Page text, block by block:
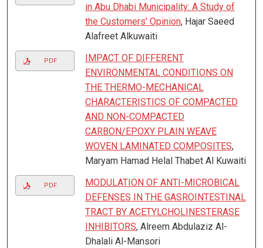
in Abu Dhabi Municipality: A Study of
the Customers’ Opinion, Hajar Saeed
Alafreet Alkuwaiti
PDF
IMPACT OF DIFFERENT
ENVIRONMENTAL CONDITIONS ON
THE THERMO-MECHANICAL
CHARACTERISTICS OF COMPACTED
AND NON-COMPACTED
CARBON/EPOXY PLAIN WEAVE
WOVEN LAMINATED COMPOSITES,
Maryam Hamad Helal Thabet Al Kuwaiti
PDF
MODULATION OF ANTI-MICROBICAL
DEFENSES IN THE GASROINTESTINAL
TRACT BY ACETYLCHOLINESTERASE
INHIBITORS, Alreem Abdulaziz Al-
Dhalali Al-Mansori